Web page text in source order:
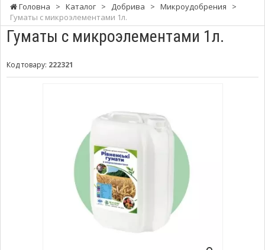
Головна > Каталог > Добрива > Микроудобрения
>
Гуматы с микроэлементами 1л.
Гуматы с микроэлементами 1л.
Код товару: 222321